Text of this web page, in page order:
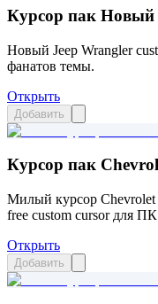
Курсор пак Новый
Новый Jeep Wrangler
фанатов темы.
Открыть
Добавить
Курсор пак
Милый курсор Chevrolet
free custom cursor для
Открыть
Добавить